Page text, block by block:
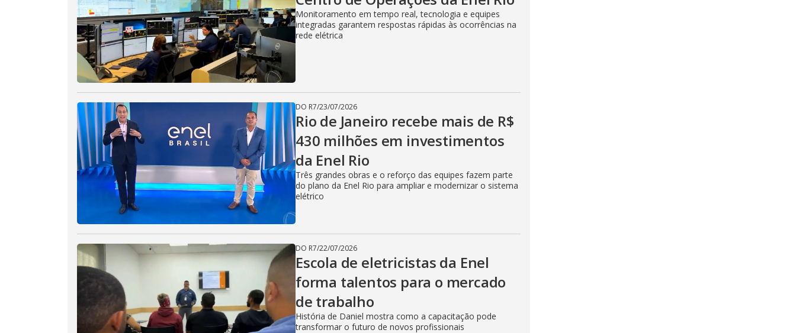
i
d
e
o
Monitoramento em tempo real, tecnologia e equipes
integradas garantem respostas rápidas às ocorrências na
rede elétrica
DO R7/23/07/2026
Rio de Janeiro recebe mais de R$
430 milhões em investimentos
da Enel Rio
Três grandes obras e o reforço das equipes fazem parte
do plano da Enel Rio para ampliar e modernizar o sistema
elétrico
DO R7/22/07/2026
Escola de eletricistas da Enel
forma talentos para o mercado
de trabalho
História de Daniel mostra como a capacitação pode
transformar o futuro de novos profissionais